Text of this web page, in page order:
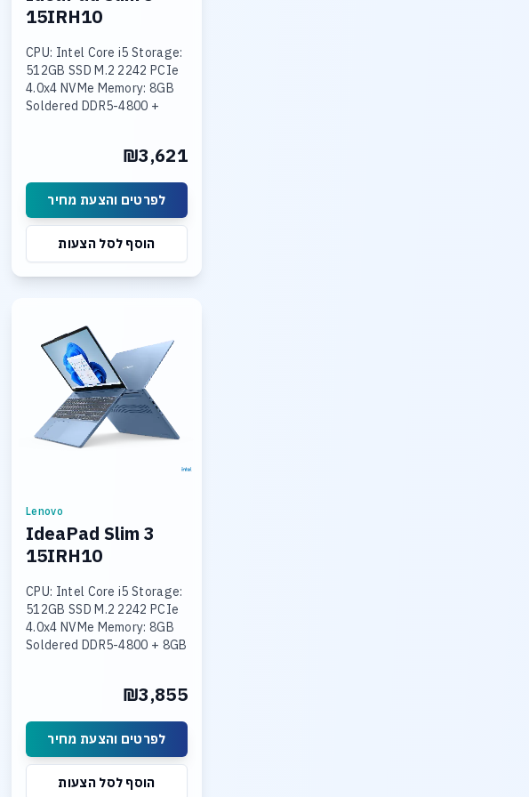
15IRH10
CPU: Intel Core i5 Storage:
512GB SSD M.2 2242 PCIe
4.0x4 NVMe Memory: 8GB
Soldered DDR5-4800 +
UHD Graphics Display: 15.3
₪3,621
לפרטים והצעת מחיר
הוסף לסל הצעות
Lenovo
IdeaPad Slim 3
15IRH10
CPU: Intel Core i5 Storage:
512GB SSD M.2 2242 PCIe
4.0x4 NVMe Memory: 8GB
Soldered DDR5-4800 + 8GB
UHD Graphics Display: 15.3
₪3,855
לפרטים והצעת מחיר
הוסף לסל הצעות